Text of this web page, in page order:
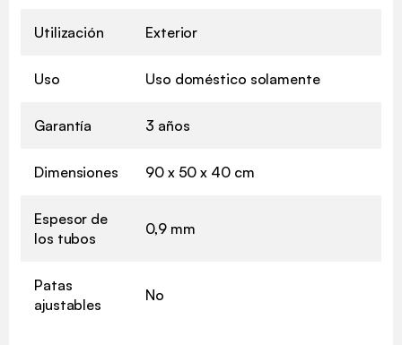
Utilización Exterior
Uso Uso doméstico solamente
Garantía 3 años
Dimensiones 90 x 50 x 40 cm
Espesor de
los tubos
0,9 mm
Patas
ajustables
No